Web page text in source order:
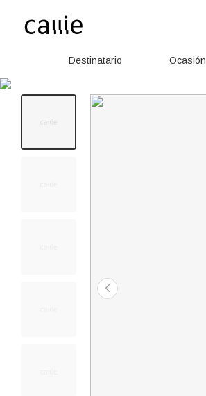
Destinatario Ocasión